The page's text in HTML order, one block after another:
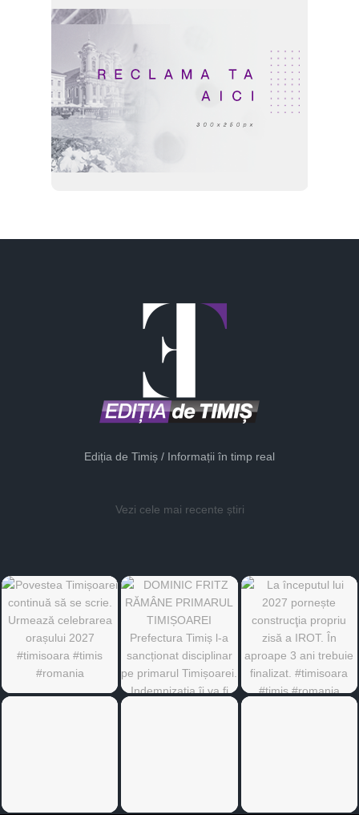
Ediția de Timiș / Informații în timp real
Vezi cele mai recente știri